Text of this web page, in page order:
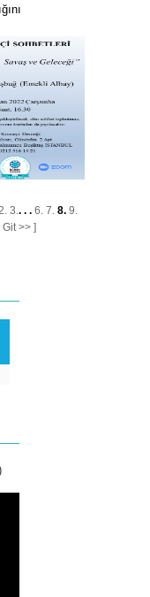
3.. . . 6. 7. 8. 9.
Git >> ]